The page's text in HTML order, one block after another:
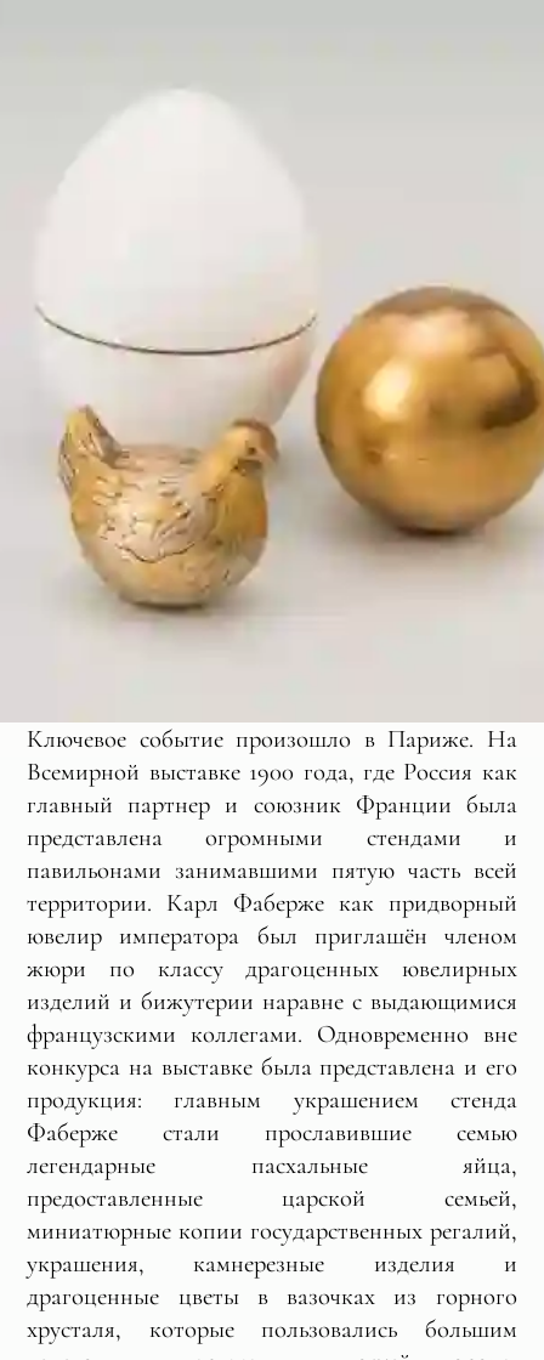
Ключевое событие произошло в Париже. На
Всемирной выставке 1900 года, где Россия как
главный партнер и союзник Франции была
представлена огромными стендами и
павильонами занимавшими пятую часть всей
территории. Карл Фаберже как придворный
ювелир императора был приглашён членом
жюри по классу драгоценных ювелирных
изделий и бижутерии наравне с выдающимися
французскими коллегами. Одновременно вне
конкурса на выставке была представлена и его
продукция: главным украшением стенда
Фаберже стали прославившие семью
легендарные пасхальные яйца,
предоставленные царской семьей,
миниатюрные копии государственных регалий,
украшения, камнерезные изделия и
драгоценные цветы в вазочках из горного
хрусталя, которые пользовались большим